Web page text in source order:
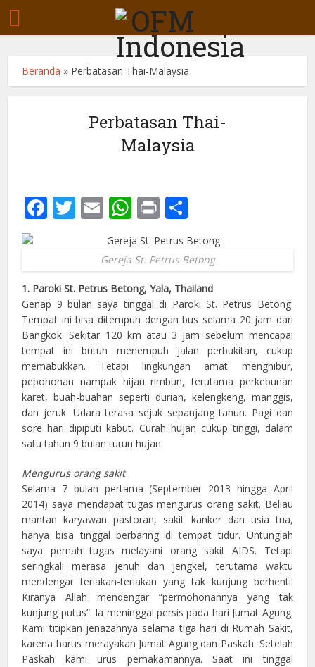
Beranda » Perbatasan Thai-Malaysia
Perbatasan Thai-
Malaysia
Facebook
Twitter
EmailWhatsApp
Print
Gereja St. Petrus Betong
1. Paroki St. Petrus Betong, Yala, Thailand
Genap 9 bulan saya tinggal di Paroki St. Petrus Betong.
Tempat ini bisa ditempuh dengan bus selama 20 jam dari
Bangkok. Sekitar 120 km atau 3 jam sebelum mencapai
tempat ini butuh menempuh jalan perbukitan, cukup
memabukkan. Tetapi lingkungan amat menghibur,
pepohonan nampak hijau rimbun, terutama perkebunan
karet, buah-buahan seperti durian, kelengkeng, manggis,
dan jeruk. Udara terasa sejuk sepanjang tahun. Pagi dan
sore hari dipiputi kabut. Curah hujan cukup tinggi, dalam
satu tahun 9 bulan turun hujan.
Mengurus orang sakit
Selama 7 bulan pertama (September 2013 hingga April
2014) saya mendapat tugas mengurus orang sakit. Beliau
mantan karyawan pastoran, sakit kanker dan usia tua,
hanya bisa tinggal berbaring di tempat tidur. Untunglah
saya pernah tugas melayani orang sakit AIDS. Tetapi
seringkali merasa jenuh dan jengkel, terutama waktu
mendengar teriakan-teriakan yang tak kunjung berhenti.
Kiranya Allah mendengar “permohonannya yang tak
kunjung putus”. Ia meninggal persis pada hari Jumat Agung.
Kami titipkan jenazahnya selama tiga hari di Rumah Sakit,
karena harus merayakan Jumat Agung dan Paskah. Setelah
Paskah kami urus pemakamannya. Saat ini tinggal